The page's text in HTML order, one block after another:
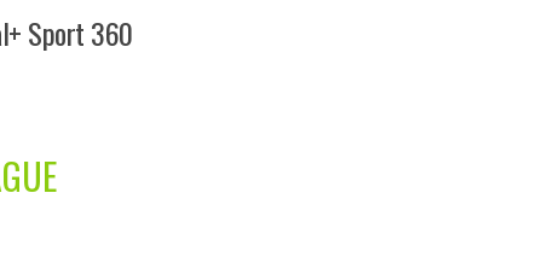
Sport 360